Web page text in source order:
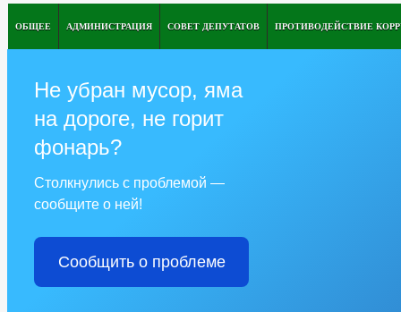
ОБЩЕЕ АДМИНИСТРАЦИЯ СОВЕТ ДЕПУТАТОВ ПРОТИВОДЕЙСТВИЕ
Не убран мусор, яма
на дороге, не горит
фонарь?
Столкнулись с проблемой —
сообщите о ней!
Сообщить о проблеме